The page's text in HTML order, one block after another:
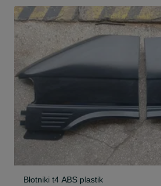
Błotniki t4 ABS plastik